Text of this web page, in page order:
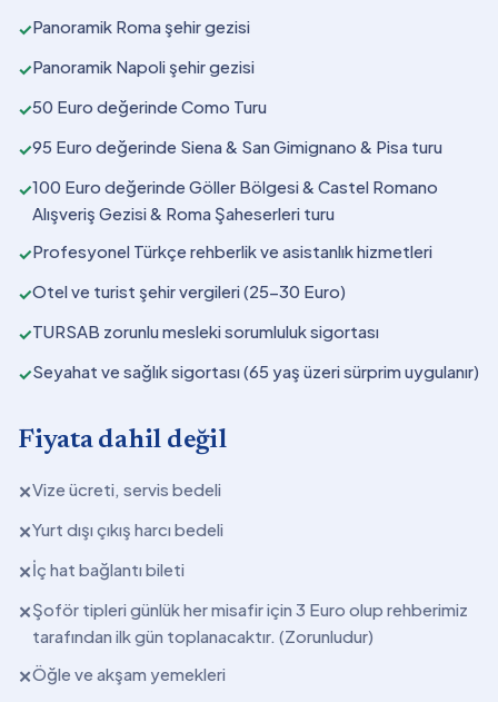
✓Panoramik Roma şehir gezisi
✓Panoramik Napoli şehir gezisi
✓50 Euro değerinde Como Turu
✓95 Euro değerinde Siena & San Gimignano & Pisa turu
✓100 Euro değerinde Göller Bölgesi & Castel Romano
Alışveriş Gezisi & Roma Şaheserleri turu
✓Profesyonel Türkçe rehberlik ve asistanlık hizmetleri
✓Otel ve turist şehir vergileri (25-30 Euro)
✓TURSAB zorunlu mesleki sorumluluk sigortası
✓Seyahat ve sağlık sigortası (65 yaş üzeri sürprim uygulanır)
Fiyata dahil değil
✕Vize ücreti, servis bedeli
✕Yurt dışı çıkış harcı bedeli
✕İç hat bağlantı bileti
✕Şoför tipleri günlük her misafir için 3 Euro olup rehberimiz
tarafından ilk gün toplanacaktır. (Zorunludur)
✕Öğle ve akşam yemekleri